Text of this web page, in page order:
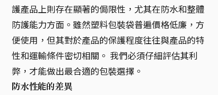
護產品上則存在顯著的侷限性，尤其在防水和整體
防護能力方面。雖然塑料包裝袋普遍價格低廉，方
便使用，但其對於產品的保護程度往往與產品的特
性和運輸條件密切相關。 我們必須仔細評估其利
弊，才能做出最合適的包裝選擇。
防水性能的差異